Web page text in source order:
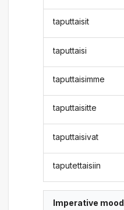
taputtaisit
taputtaisi
taputtaisimme
taputtaisitte
taputtaisivat
taputettaisiin
Imperative mood